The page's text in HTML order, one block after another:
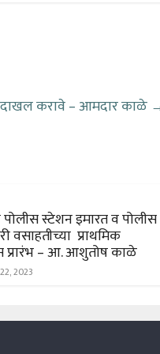
दाखल करावे – आमदार काळे
पोलीस स्टेशन इमारत व पोलीस
वसाहतीच्या प्राथमिक
प्रारंभ – आ. आशुतोष काळे
2023